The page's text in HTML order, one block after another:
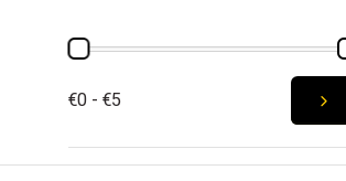
€0 - €5